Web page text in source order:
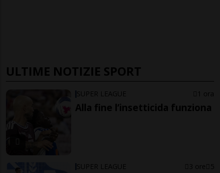
ULTIME NOTIZIE SPORT
SUPER LEAGUE 1 ora
Alla fine l’insetticida funziona
SUPER LEAGUE 3 ore 5